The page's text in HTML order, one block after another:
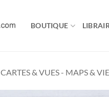
BOUTIQUE
CARTES & VUES - MAPS &